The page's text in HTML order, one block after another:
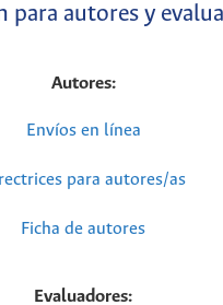
para autores y
Autores:
Envíos en línea
para autores/as
Ficha de autores
Evaluadores: